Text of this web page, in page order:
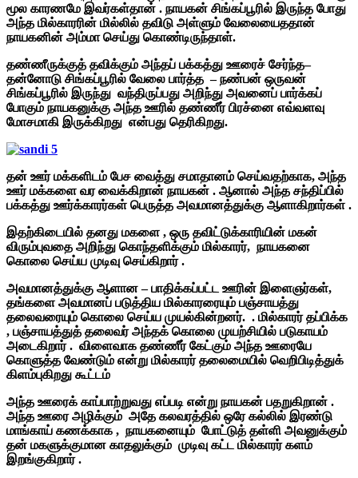
மூல காரணமே இவர்கள்தான் . நாயகன் சிங்கப்பூரில் இருந்த போது
அந்த மில்காரரின் மில்லில் தவிடு அள்ளும் வேலையைததான்
நாயகனின் அம்மா செய்து கொண்டிருந்தாள்.
தண்ணீருக்குத் தவிக்கும் அந்தப் பக்கத்து ஊரைச் சேர்ந்த–
தன்னோடு சிங்கப்பூரில் வேலை பார்த்த – நண்பன் ஒருவன்
சிங்கப்பூரில் இருந்து வந்திருப்பது அறிந்து அவனைப் பார்க்கப்
போகும் நாயகனுக்கு அந்த ஊரில் தண்ணீர் பிரச்னை எவ்வளவு
மோசமாகி இருக்கிறது என்பது தெரிகிறது.
தன் ஊர் மக்களிடம் பேச வைத்து சமாதானம் செய்வதற்காக, அந்த
ஊர் மக்களை வர வைக்கிறான் நாயகன் . ஆனால் அந்த சந்திப்பில்
பக்கத்து ஊர்க்காரர்கள் பெருத்த அவமானத்துக்கு ஆளாகிறார்கள் .
இதற்கிடையில் தனது மகளை , ஒரு தவிட்டுக்காரியின் மகன்
விரும்புவதை அறிந்து கொந்தளிக்கும் மில்காரர், நாயகனை
கொலை செய்ய முடிவு செய்கிறார் .
அவமானத்துக்கு ஆளான – பாதிக்கப்பட்ட ஊரின் இளைஞர்கள்,
தங்களை அவமானப் படுத்திய மில்காரரையும் பஞ்சாயத்து
தலைவரையும் கொலை செய்ய முயல்கின்றனர். . மில்காரர் தப்பிக்க
, பஞ்சாயத்துத் தலைவர் அந்தக் கொலை முயற்சியில் படுகாயம்
அடைகிறார் . விளைவாக தண்ணீர் கேட்கும் அந்த ஊரையே
கொளுத்த வேண்டும் என்று மில்காரர் தலைமையில் வெறிபிடித்துக்
கிளம்புகிறது கூட்டம்
அந்த ஊரைக் காப்பாற்றுவது எப்படி என்று நாயகன் பதறுகிறான் .
அந்த ஊரை அழிக்கும் அதே கலவரத்தில் ஒரே கல்லில் இரண்டு
மாங்காய் கணக்காக , நாயகனையும் போட்டுத் தள்ளி அவனுக்கும்
தன் மகளுக்குமான காதலுக்கும் முடிவு கட்ட மில்காரர் களம்
இறங்குகிறார் .